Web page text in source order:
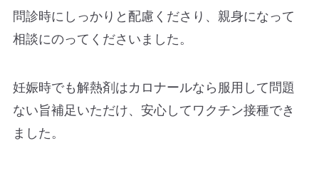
問診時にしっかりと配慮くださり、親身になって
相談にのってくださいました。
妊娠時でも解熱剤はカロナールなら服用して問題
ない旨補足いただけ、安心してワクチン接種でき
ました。